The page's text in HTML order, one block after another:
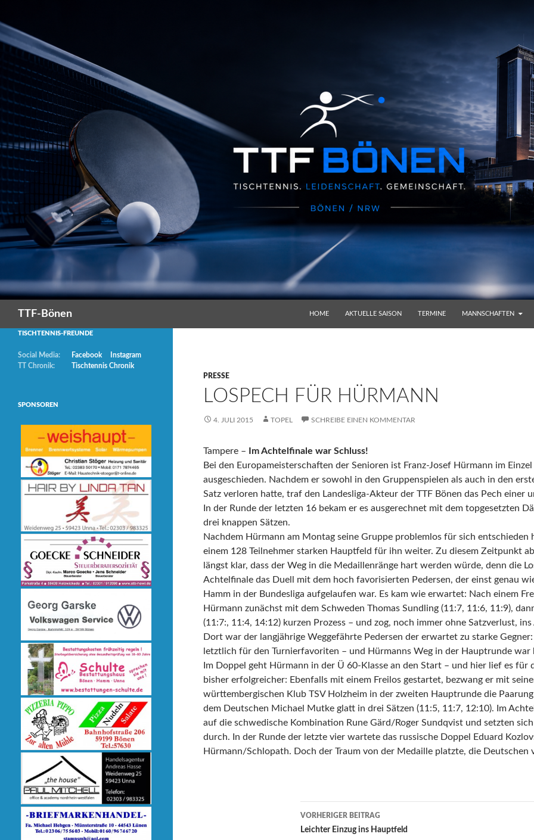
TTF-Bönen
HOME
AKTUELLE SAISON TERMINE MANNSCHAFTEN
PRESSE
LOSPECH FÜR HÜRMANN
4. JULI 2015 TOPEL SCHREIBE EINEN KOMMENTAR
Tampere –
Im Achtelfinale war Schluss!
Bei den Europameisterschaften der Senioren ist Franz-Josef Hürmann im
ausgeschieden. Nachdem er sowohl in den Gruppenspielen als auch in den
Satz verloren hatte, traf den Landesliga-Akteur der TTF Bönen das Pech einer
In der Runde der letzten 16 bekam er es ausgerechnet mit dem topgesetzten
drei knappen Sätzen.
Nachdem Hürmann am Montag seine Gruppe problemlos für sich entschieden
einem 128 Teilnehmer starken Hauptfeld für ihn weiter. Zu diesem Zeitpunkt
längst klar, dass der Weg in die Medaillenränge hart werden würde, denn die
Achtelfinale das Duell mit dem hoch favorisierten Pedersen, der einst genau
Hamm in der Bundesliga aufgelaufen war. Es kam wie erwartet: Nach einem
Hürmann zunächst mit dem Schweden Thomas Sundling (11:7, 11:6, 11:9),
(11:7:, 11:4, 14:12) kurzen Prozess – und zog, noch immer ohne Satzverlust,
Dort war der langjährige Weggefährte Pedersen der erwartet zu starke
letztlich für den Turnierfavoriten – und Hürmanns Weg in der Hauptrunde war
Im Doppel geht Hürmann in der Ü 60-Klasse an den Start – und hier lief es für
bisher erfolgreicher: Ebenfalls mit einem Freilos gestartet, bezwang er mit
württembergischen Klub TSV Holzheim in der zweiten Hauptrunde die Paarung
dem Deutschen Michael Mutke glatt in drei Sätzen (11:5, 11:7, 12:10). Im
auf die schwedische Kombination Rune Gärd/Roger Sundqvist und setzten
durch. In der Runde der letzte vier wartete das russische Doppel Eduard
Hürmann/Schlopath. Doch der Traum von der Medaille platzte, die Deutschen
Beitrags-
Navigation
VORHERIGER BEITRAG
Leichter Einzug ins Hauptfeld
TISCHTENNIS-FREUNDE
Social Media: Facebook
Instagram
TT Chronik:
Tischtennis Chronik
SPONSOREN